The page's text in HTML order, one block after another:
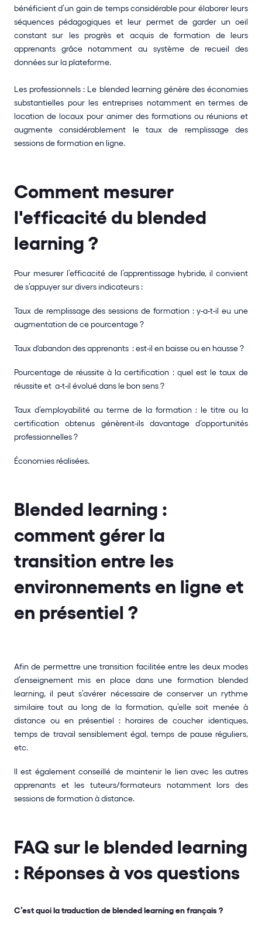
bénéficient d’un gain de temps considérable pour élaborer leurs
séquences pédagogiques et leur permet de garder un oeil
constant sur les progrès et acquis de formation de leurs
apprenants grâce notamment au système de recueil des
données sur la plateforme.
Les professionnels : Le blended learning génère des économies
substantielles pour les entreprises notamment en termes de
location de locaux pour animer des formations ou réunions et
augmente considérablement le taux de remplissage des
sessions de formation en ligne.
Comment mesurer
l'efficacité du blended
learning ?
Pour mesurer l’efficacité de l’apprentissage hybride, il convient
de s’appuyer sur divers indicateurs :
Taux de remplissage des sessions de formation : y-a-t-il eu une
augmentation de ce pourcentage ?
Taux d'abandon des apprenants  : est-il en baisse ou en hausse ?
Pourcentage de réussite à la certification : quel est le taux de
réussite et  a-t-il évolué dans le bon sens ?
Taux d’employabilité au terme de la formation : le titre ou la
certification obtenus génèrent-ils davantage d’opportunités
professionnelles ?
Économies réalisées.
Blended learning :
comment gérer la
transition entre les
environnements en ligne et
en présentiel ?
Afin de permettre une transition facilitée entre les deux modes
d’enseignement mis en place dans une formation blended
learning, il peut s’avérer nécessaire de conserver un rythme
similaire tout au long de la formation, qu’elle soit menée à
distance ou en présentiel : horaires de coucher identiques,
temps de travail sensiblement égal, temps de pause réguliers,
etc.
ll est également conseillé de maintenir le lien avec les autres
apprenants et les tuteurs/formateurs notamment lors des
sessions de formation à distance.
FAQ sur le blended learning
: Réponses à vos questions
C’est quoi la traduction de blended learning en français ?